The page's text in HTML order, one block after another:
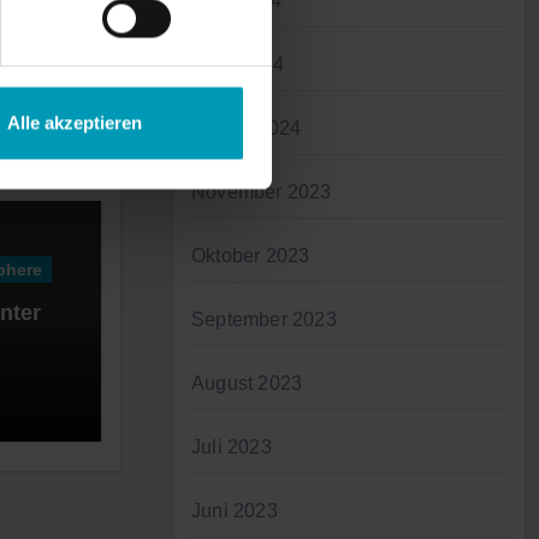
Alle akzeptieren
März 2024
Januar 2024
November 2023
Oktober 2023
September 2023
August 2023
Juli 2023
Juni 2023